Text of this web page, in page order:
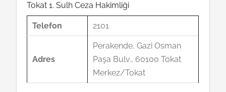
Tokat 1. Sulh Ceza Hakimliği
Telefon 2101
Adres
Perakende, Gazi Osman
Paşa Bulv., 60100 Tokat
Merkez/Tokat